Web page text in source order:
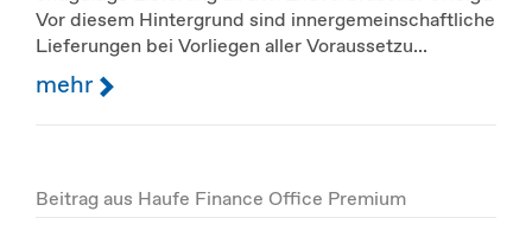
Vor diesem Hintergrund sind innergemeinschaftliche
Lieferungen bei Vorliegen aller Voraussetzu...
mehr
Beitrag aus Haufe Finance Office Premium